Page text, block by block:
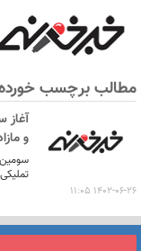
مطالب برچسب خورده
آغاز
و
سومین
تملیکی و
1402-06-26 11:05